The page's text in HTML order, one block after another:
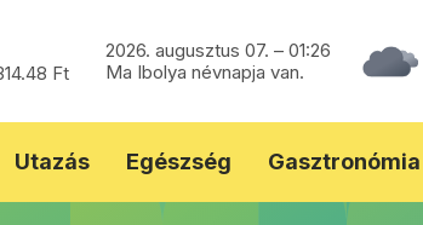
Ft
2026. augusztus 07. – 01:26
Ma Ibolya névnapja van.
Utazás Egészség Gasztronómia